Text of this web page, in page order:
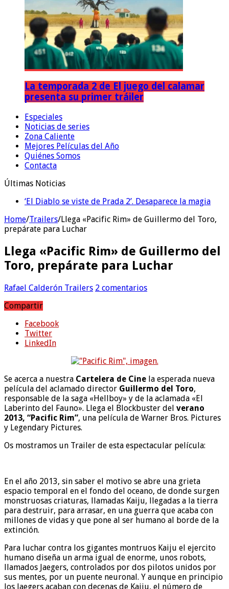
La temporada 2 de El juego del calamar
presenta su primer tráiler
Especiales
Noticias de series
Zona Caliente
Mejores Películas del Año
Quiénes Somos
Contacta
Últimas Noticias
‘El Diablo se viste de Prada 2’. Desaparece la magia
‘Boulevard’. Nada nuevo
Home/Trailers/Llega «Pacific Rim» de Guillermo del Toro,
prepárate para Luchar
Llega «Pacific Rim» de Guillermo del
Toro, prepárate para Luchar
Rafael Calderón Trailers 2 comentarios
Compartir
Facebook
Twitter
LinkedIn
Se acerca a nuestra Cartelera de Cine la esperada nueva
película del aclamado director Guillermo del Toro,
responsable de la saga «Hellboy» y de la aclamada «El
Laberinto del Fauno». Llega el Blockbuster del verano
2013, “Pacific Rim”, una película de Warner Bros. Pictures
y Legendary Pictures.
Os mostramos un Trailer de esta espectacular película:
En el año 2013, sin saber el motivo se abre una grieta
espacio temporal en el fondo del oceano, de donde surgen
monstruosas criaturas, llamadas Kaiju, llegadas a la tierra
para destruir, para arrasar, en una guerra que acaba con
millones de vidas y que pone al ser humano al borde de la
extinción.
Para luchar contra los gigantes montruos Kaiju el ejercito
humano diseña un arma igual de enorme, unos robots,
llamados Jaegers, controlados por dos pilotos unidos por
sus mentes, por un puente neuronal. Y aunque en principio
los Jaegers acaban con decenas de Kaiju, el número de